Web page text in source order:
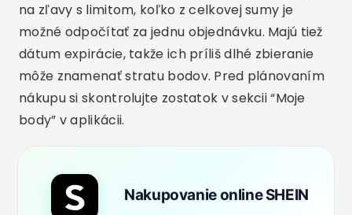
na zľavy s limitom, koľko z celkovej sumy je
možné odpočítať za jednu objednávku. Majú tiež
dátum expirácie, takže ich príliš dlhé zbieranie
môže znamenať stratu bodov. Pred plánovaním
nákupu si skontrolujte zostatok v sekcii “Moje
body” v aplikácii.
Nakupovanie online SHEIN